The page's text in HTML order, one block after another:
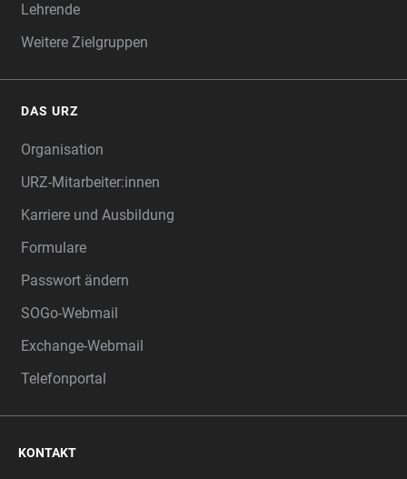
Lehrende
Weitere Zielgruppen
DAS URZ
Organisation
URZ-Mitarbeiter:innen
Karriere und Ausbildung
Formulare
Passwort ändern
SOGo-Webmail
Exchange-Webmail
Telefonportal
KONTAKT